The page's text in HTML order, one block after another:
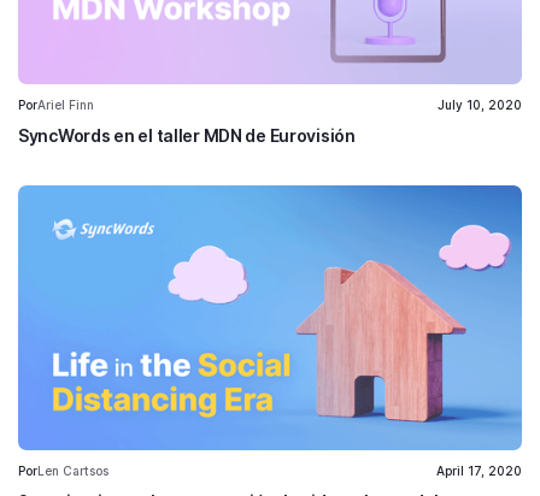
PorAriel Finn July 10, 2020
SyncWords en el taller MDN de Eurovisión
PorLen Cartsos April 17, 2020